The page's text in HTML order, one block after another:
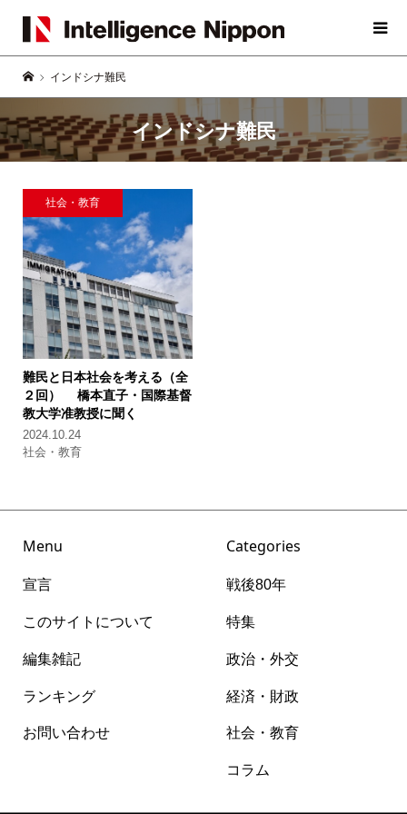
インドシナ難民
インドシナ難民
社会・教育
難民と日本社会を考える（全
２回） 橋本直子・国際基督
教大学准教授に聞く
2024.10.24
社会・教育
Menu
宣言
このサイトについて
編集雑記
ランキング
お問い合わせ
Categories
戦後80年
特集
政治・外交
経済・財政
社会・教育
コラム